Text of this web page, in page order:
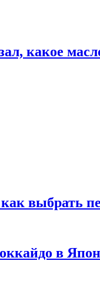
какое
как выбрать
в